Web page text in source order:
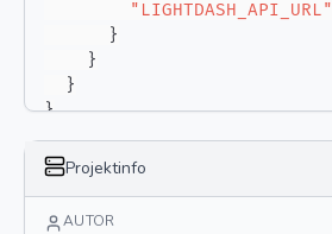
"LIGHTDASH_API_URL"
}
}
}
}
Projektinfo
AUTOR